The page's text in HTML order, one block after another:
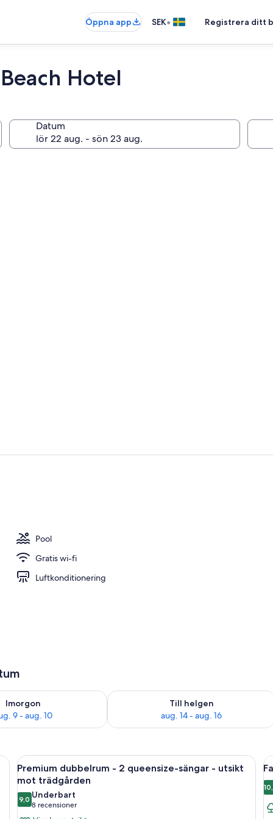
Öppna app SEK• Registrera ditt
Hotel
Datum
Svit
Pool
Gratis wi-fi
Luftkonditionering
Imorgon
9 - aug. 10
för imorgon aug. 9 - aug. 10
Till helgen
aug. 14 - aug. 16
Kontrollera tillgängligheten för den
säng - utsikt mot trädgården | Sängtillbehör av högsta kvalitet och
Öppna
alla
foton
för
Sängtillbehör av högsta kvalitet och
12
Premium dubbelrum - 2 queensize-sängar - utsikt
mot trädgården
9,09,0 av 10
Underbart
8 recensioner
(8 recensioner)